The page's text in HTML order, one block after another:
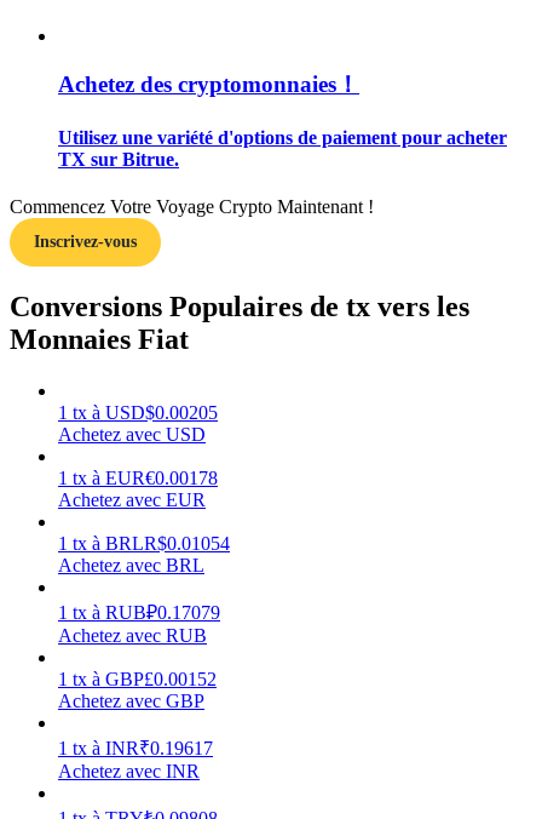
Stratégies de trading
Apprenez à rester rentable
Gagner
Gagnez quotidiennement des récompenses compétitives
Achetez des cryptomonnaies！
Utilisez une variété d'options de paiement pour acheter
TX sur Bitrue.
Commencez Votre Voyage Crypto Maintenant !
Inscrivez-vous
Conversions Populaires de tx vers les
Monnaies Fiat
1 tx à USD$0.00205
Achetez avec USD
1 tx à EUR€0.00178
Achetez avec EUR
1 tx à BRLR$0.01054
Achetez avec BRL
1 tx à RUB₽0.17079
Achetez avec RUB
1 tx à GBP£0.00152
Achetez avec GBP
1 tx à INR₹0.19617
Achetez avec INR